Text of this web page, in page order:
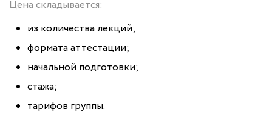
Цена складывается:
из количества лекций;
формата аттестации;
начальной подготовки;
стажа;
тарифов группы.